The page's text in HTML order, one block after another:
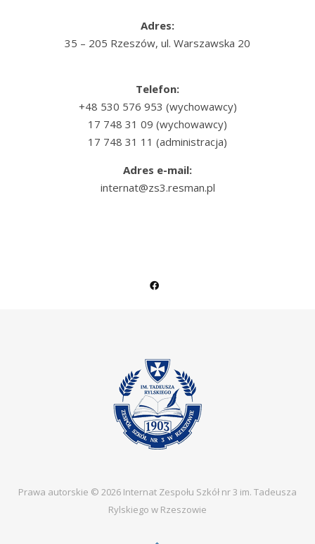
Adres:
35 – 205 Rzeszów, ul. Warszawska 20
Telefon:
+48 530 576 953 (wychowawcy)
17 748 31 09 (wychowawcy)
17 748 31 11 (administracja)
Adres e-mail:
internat@zs3.resman.pl
Prawa autorskie © 2026 Internat Zespołu Szkół nr 3 im. Tadeusza
Rylskiego w Rzeszowie